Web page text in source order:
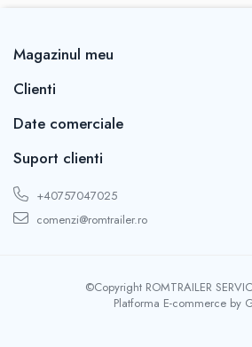
Magazinul meu
Clienti
Date comerciale
Suport clienti
+40757047025
comenzi@romtrailer.ro
©Copyright ROMTRAILER
Platforma E-commerce by